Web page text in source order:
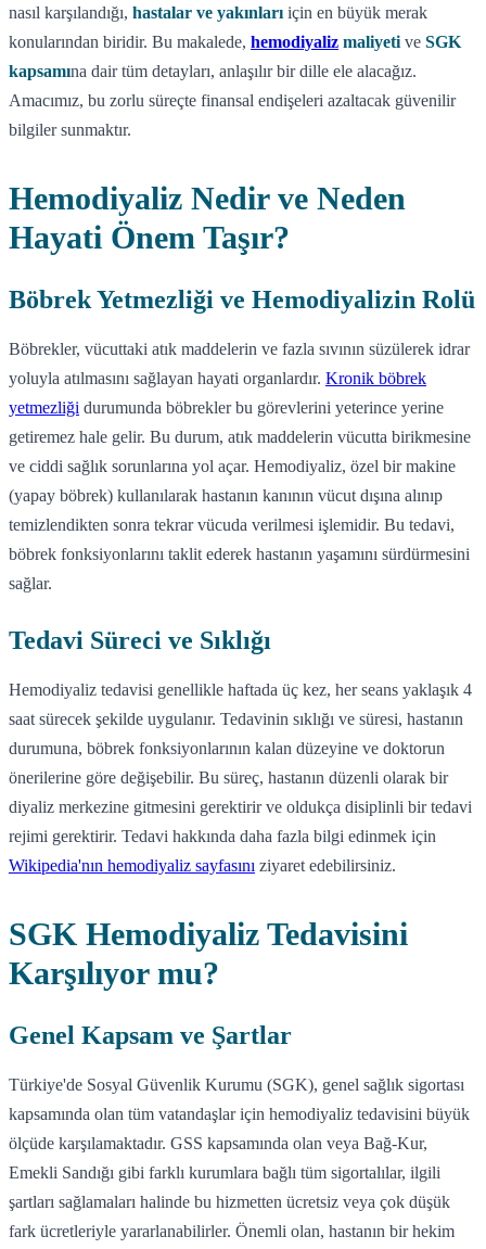
nasıl karşılandığı, hastalar ve yakınları için en büyük merak
konularından biridir. Bu makalede, hemodiyaliz maliyeti ve SGK
kapsamına dair tüm detayları, anlaşılır bir dille ele alacağız.
Amacımız, bu zorlu süreçte finansal endişeleri azaltacak güvenilir
bilgiler sunmaktır.
Hemodiyaliz Nedir ve Neden
Hayati Önem Taşır?
Böbrek Yetmezliği ve Hemodiyalizin Rolü
Böbrekler, vücuttaki atık maddelerin ve fazla sıvının süzülerek idrar
yoluyla atılmasını sağlayan hayati organlardır. Kronik böbrek
yetmezliği durumunda böbrekler bu görevlerini yeterince yerine
getiremez hale gelir. Bu durum, atık maddelerin vücutta birikmesine
ve ciddi sağlık sorunlarına yol açar. Hemodiyaliz, özel bir makine
(yapay böbrek) kullanılarak hastanın kanının vücut dışına alınıp
temizlendikten sonra tekrar vücuda verilmesi işlemidir. Bu tedavi,
böbrek fonksiyonlarını taklit ederek hastanın yaşamını sürdürmesini
sağlar.
Tedavi Süreci ve Sıklığı
Hemodiyaliz tedavisi genellikle haftada üç kez, her seans yaklaşık 4
saat sürecek şekilde uygulanır. Tedavinin sıklığı ve süresi, hastanın
durumuna, böbrek fonksiyonlarının kalan düzeyine ve doktorun
önerilerine göre değişebilir. Bu süreç, hastanın düzenli olarak bir
diyaliz merkezine gitmesini gerektirir ve oldukça disiplinli bir tedavi
rejimi gerektirir. Tedavi hakkında daha fazla bilgi edinmek için
Wikipedia'nın hemodiyaliz sayfasını ziyaret edebilirsiniz.
SGK Hemodiyaliz Tedavisini
Karşılıyor mu?
Genel Kapsam ve Şartlar
Türkiye'de Sosyal Güvenlik Kurumu (SGK), genel sağlık sigortası
kapsamında olan tüm vatandaşlar için hemodiyaliz tedavisini büyük
ölçüde karşılamaktadır. GSS kapsamında olan veya Bağ-Kur,
Emekli Sandığı gibi farklı kurumlara bağlı tüm sigortalılar, ilgili
şartları sağlamaları halinde bu hizmetten ücretsiz veya çok düşük
fark ücretleriyle yararlanabilirler. Önemli olan, hastanın bir hekim